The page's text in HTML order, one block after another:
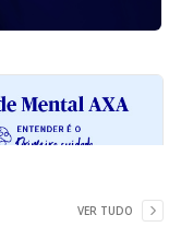
VER TUDO